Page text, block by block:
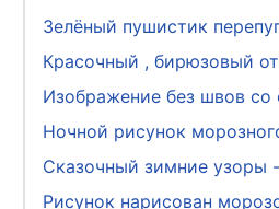
Зелёный пушистик
Красочный , бирюзовый
Изображение без швов со
Ночной рисунок
Сказочный зимние узоры
Рисунок нарисован